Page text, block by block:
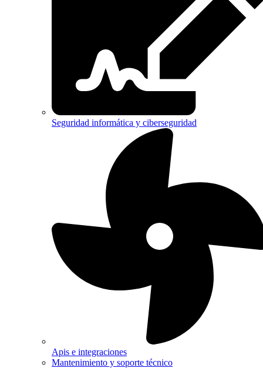
Seguridad informática y ciberseguridad
Apis e integraciones
Mantenimiento y soporte técnico